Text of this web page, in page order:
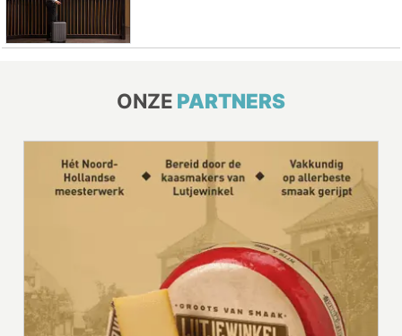
ONZE PARTNERS